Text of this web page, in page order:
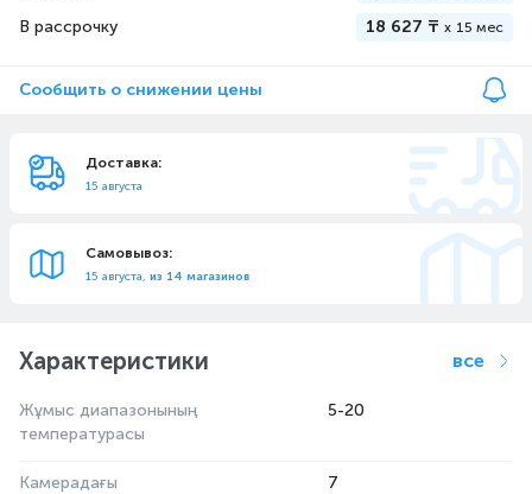
В рассрочку 18 627 ₸ x 15 мес
Сообщить о снижении цены
Доставка:
15 августа
Самовывоз:
15 августа, из 14 магазинов
Характеристики все
Жұмыс диапазонының
температурасы
5-20
Камерадағы
7